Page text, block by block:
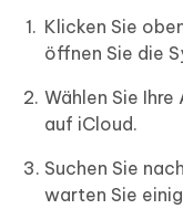
Klicken Sie
öffnen Sie die
Wählen Sie
auf iCloud.
Suchen Sie
warten Sie